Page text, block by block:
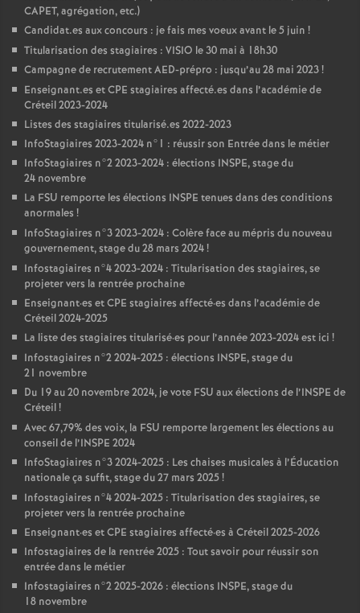
CAPET, agrégation, etc.)
Candidat.es aux concours : je fais mes voeux avant le 5 juin !
Titularisation des stagiaires : VISIO le 30 mai à 18h30
Campagne de recrutementAED-prépro : jusqu’au 28 mai 2023!
Enseignant.es etCPE stagiaires affecté.es dans l’académie de
Créteil 2023-2024
Listes des stagiaires titularisé.es 2022-2023
InfoStagiaires 2023-2024 n°1 : réussir son Entrée dans le métier
InfoStagiaires n°2 2023-2024 : élections INSPE, stage du
24 novembre
La FSU remporte les élections INSPE tenues dans des conditions
anormales !
InfoStagiaires n°3 2023-2024 : Colère face au mépris du nouveau
gouvernement, stage du 28 mars 2024!
Infostagiaires n°4 2023-2024 : Titularisation des stagiaires, se
projeter vers la rentrée prochaine
Enseignant·es etCPE stagiaires affecté·es dans l’académie de
Créteil 2024-2025
La liste des stagiaires titularisé·es pour l’année 2023-2024 est ici !
Infostagiaires n°2 2024-2025 : élections INSPE, stage du
21 novembre
Du 19 au 20 novembre 2024, je vote FSU aux élections de l’INSPE de
Créteil!
Avec 67,79% des voix, la FSU remporte largement les élections au
conseil de l’INSPE 2024
InfoStagiaires n°3 2024-2025 : Les chaises musicales à l’Éducation
nationale ça suffit, stage du 27 mars 2025!
Infostagiaires n°4 2024-2025 : Titularisation des stagiaires, se
projeter vers la rentrée prochaine
Enseignant·es etCPE stagiaires affecté·es à Créteil 2025-2026
Infostagiaires de la rentrée 2025 : Tout savoir pour réussir son
entrée dans le métier
Infostagiaires n°2 2025-2026 : élections INSPE, stage du
18 novembre